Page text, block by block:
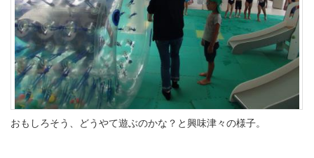
おもしろそう、どうやて遊ぶのかな？と興味津々の様子。